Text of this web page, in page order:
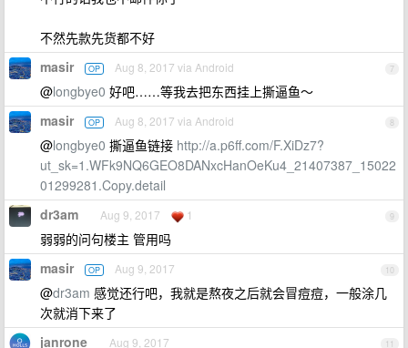
不然先款先货都不好
7
masir OP Aug 8, 2017 via Android
@longbye0 好吧……等我去把东西挂上撕逼鱼～
8
masir OP Aug 8, 2017 via Android
@longbye0 撕逼鱼链接 http://a.p6ff.com/F.XiDz7?
ut_sk=1.WFk9NQ6GEO8DANxcHanOeKu4_21407387_15022
01299281.Copy.detail
9
dr3am Aug 9, 2017 1
弱弱的问句楼主 管用吗
10
masir OP Aug 9, 2017
@dr3am 感觉还行吧，我就是熬夜之后就会冒痘痘，一般涂几
次就消下来了
11
janrone Aug 9, 2017